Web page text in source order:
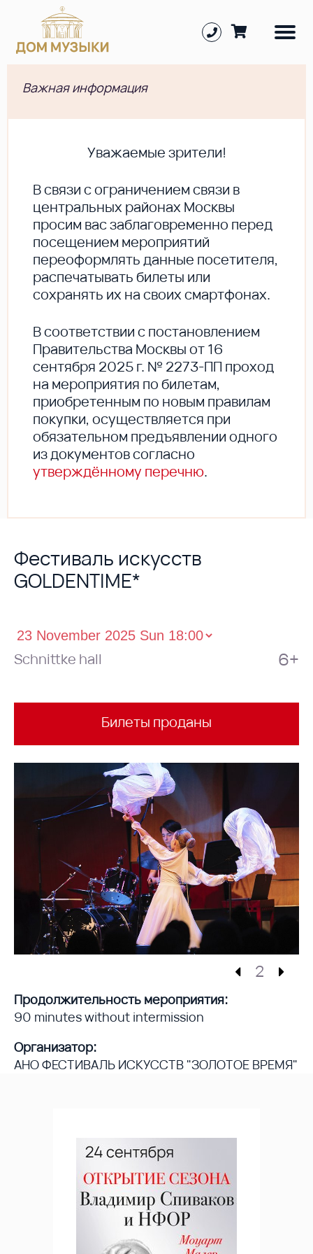
Важная информация
Уважаемые зрители!
В cвязи с ограничением связи в
центральных районах Москвы
просим вас заблаговременно перед
посещением мероприятий
переоформлять данные посетителя,
распечатывать билеты или
сохранять их на своих смартфонах.
В соответствии с постановлением
Правительства Москвы от 16
сентября 2025 г. № 2273-ПП проход
на мероприятия по билетам,
приобретенным по новым правилам
покупки, осуществляется при
обязательном предъявлении одного
из документов согласно
утверждённому перечню.
Фестиваль искусств
GOLDENTIME*
Schnittke hall 6+
Билеты проданы
2
Продолжительность мероприятия:
90 minutes without intermission
Организатор:
АНО ФЕСТИВАЛЬ ИСКУССТВ "ЗОЛОТОЕ ВРЕМЯ"